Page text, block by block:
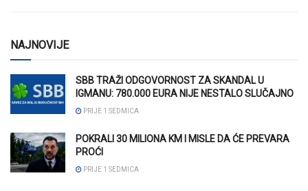
NAJNOVIJE
SBB TRAŽI ODGOVORNOST ZA SKANDAL U
IGMANU: 780.000 EURA NIJE NESTALO SLUČAJNO
PRIJE 1 SEDMICA
POKRALI 30 MILIONA KM I MISLE DA ĆE PREVARA
PROĆI
PRIJE 1 SEDMICA